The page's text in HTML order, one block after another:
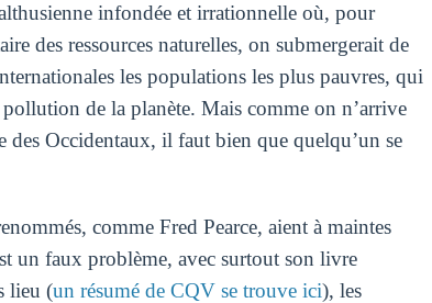
infondée et irrationnelle où, pour
des ressources naturelles, on submergerait de
les populations les plus pauvres, qui
de la planète. Mais comme on n’arrive
des Occidentaux, il faut bien que quelqu’un se
comme Fred Pearce, aient à maintes
un faux problème, avec surtout son livre
lieu (un résumé de CQV se trouve ici), les